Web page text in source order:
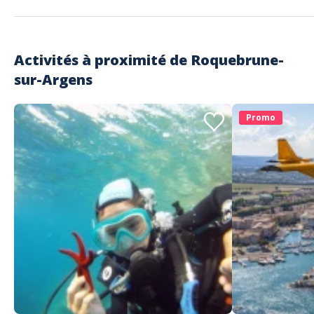
Activités à proximité de Roquebrune-
sur-Argens
Promo